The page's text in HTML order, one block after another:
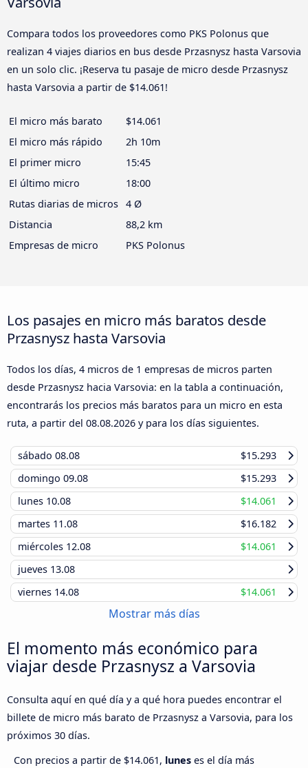
Compara todos los proveedores como PKS Polonus que
realizan 4 viajes diarios en bus desde Przasnysz hasta Varsovia
en un solo clic. ¡Reserva tu pasaje de micro desde Przasnysz
hasta Varsovia a partir de $14.061!
El micro más barato
$14.061
El micro más rápido
2h 10m
El primer micro
15:45
El último micro
18:00
Rutas diarias de micros 4 Ø
Distancia
88,2 km
Empresas de micro
PKS Polonus
Los pasajes en micro más baratos desde
Przasnysz hasta Varsovia
Todos los días, 4 micros de 1 empresas de micros parten
desde Przasnysz hacia Varsovia: en la tabla a continuación,
encontrarás los precios más baratos para un micro en esta
ruta, a partir del 08.08.2026 y para los días siguientes.
sábado 08.08
$15.293
domingo 09.08
$15.293
lunes 10.08
$14.061
martes 11.08
$16.182
miércoles 12.08
$14.061
jueves 13.08
viernes 14.08 $14.061
Mostrar más días
El momento más económico para
viajar desde Przasnysz a Varsovia
Consulta aquí en qué día y a qué hora puedes encontrar el
billete de micro más barato de Przasnysz a Varsovia, para los
próximos 30 días.
Con precios a partir de $14.061, lunes es el día más